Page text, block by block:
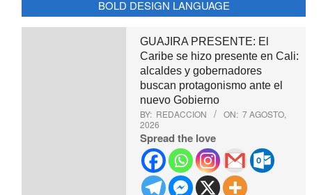
BOLD DESIGN LANGUAGE
GUAJIRA PRESENTE: El
Caribe se hizo presente en Cali:
alcaldes y gobernadores
buscan protagonismo ante el
nuevo Gobierno
BY: REDACCION ON: 7 AGOSTO,
2026
Spread the love